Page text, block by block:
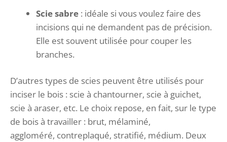
Scie sabre : idéale si vous voulez faire des
incisions qui ne demandent pas de précision.
Elle est souvent utilisée pour couper les
branches.
D’autres types de scies peuvent être utilisés pour
inciser le bois : scie à chantourner, scie à guichet,
scie à araser, etc. Le choix repose, en fait, sur le type
de bois à travailler : brut, mélaminé,
aggloméré, contreplaqué, stratifié, médium. Deux